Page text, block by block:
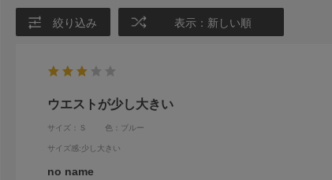
絞り込み 表示：新しい順
ウエストが少し大きい
サイズ：Ｓ 色：ブルー
サイズ感:少し大きい
no name